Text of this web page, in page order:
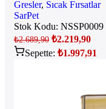
Gresler, Sıcak Fırsatlar
SarPet
Stok Kodu: NSSP0009
₺2.689,90 ₺2.219,90
Sepette: ₺1.997,91